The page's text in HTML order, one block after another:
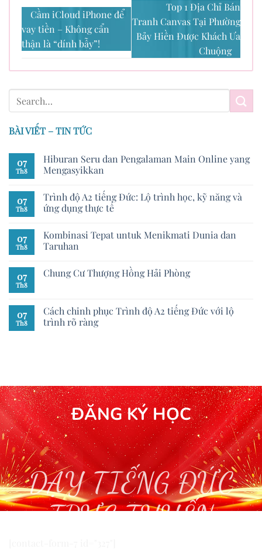
Cầm iCloud iPhone để
vay tiền – Không cẩn
thận là “dính bẫy”!
Top 1 Địa Chỉ Bán
Tranh Canvas Tại Phường
Bảy Hiền Được Khách Ưa
Chuộng
BÀI VIẾT – TIN TỨC
07
Th8
Hiburan Seru dan Pengalaman Main Online yang
Mengasyikkan
07
Th8
Trình độ A2 tiếng Đức: Lộ trình học, kỹ năng và
ứng dụng thực tế
07
Th8
Kombinasi Tepat untuk Menikmati Dunia dan
Taruhan
07
Th8
Chung Cư Thượng Hồng Hải Phòng
07
Th8
Cách chinh phục Trình độ A2 tiếng Đức với lộ
trình rõ ràng
ĐĂNG KÝ HỌC
DẠY TIẾNG ĐỨC
TRỰC TUYẾN